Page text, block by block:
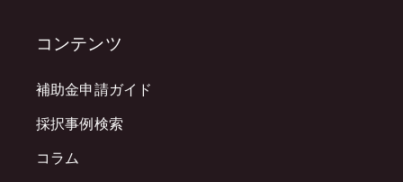
コンテンツ
補助金申請ガイド
採択事例検索
コラム